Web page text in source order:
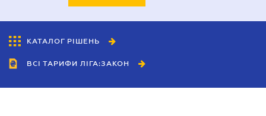
КАТАЛОГ РІШЕНЬ
ВСІ ТАРИФИ ЛІГА:ЗАКОН